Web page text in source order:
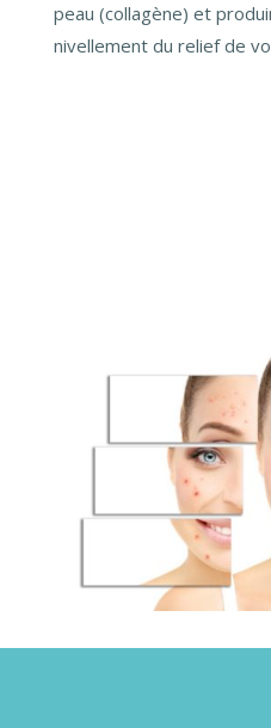
peau (collagène) et
nivellement du relief de